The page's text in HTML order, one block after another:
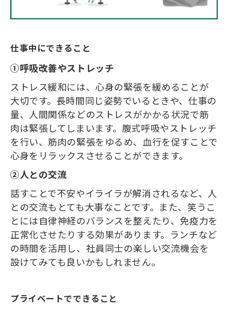
仕事中にできること
①呼吸改善やストレッチ
ストレス緩和には、心身の緊張を緩めることが
大切です。長時間同じ姿勢でいるときや、仕事の
量、人間関係などのストレスがかかる状況で筋
肉は緊張してしまいます。腹式呼吸やストレッチ
を行い、筋肉の緊張をゆるめ、血行を促すことで
心身をリラックスさせることができます。
②人との交流
話すことで不安やイライラが解消されるなど、人
との交流もとても大事なことです。また、笑うこ
とには自律神経のバランスを整えたり、免疫力を
正常化させたりする効果があります。ランチなど
の時間を活用し、社員同士の楽しい交流機会を
設けてみても良いかもしれません。
プライベートでできること